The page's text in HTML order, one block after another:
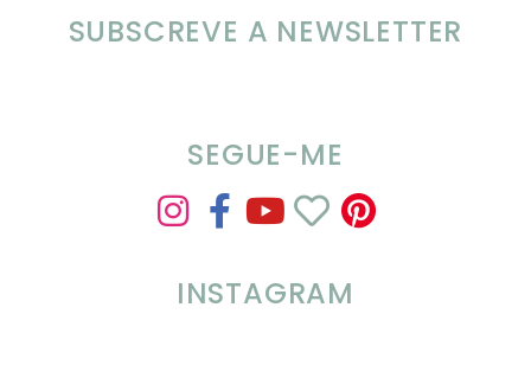
SUBSCREVE A NEWSLETTER
SEGUE-ME
INSTAGRAM